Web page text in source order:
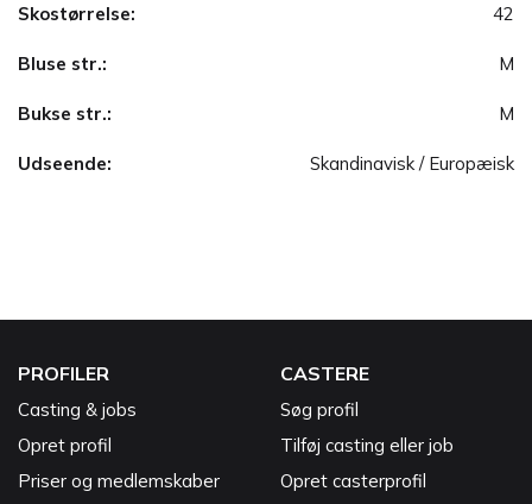
Skostørrelse: 42
Bluse str.: M
Bukse str.: M
Udseende: Skandinavisk / Europæisk
PROFILER
Casting & jobs
Opret profil
Priser og medlemskaber
CASTERE
Søg profil
Tilføj casting eller job
Opret casterprofil